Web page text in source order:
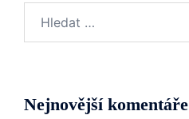
Nejnovější komentáře